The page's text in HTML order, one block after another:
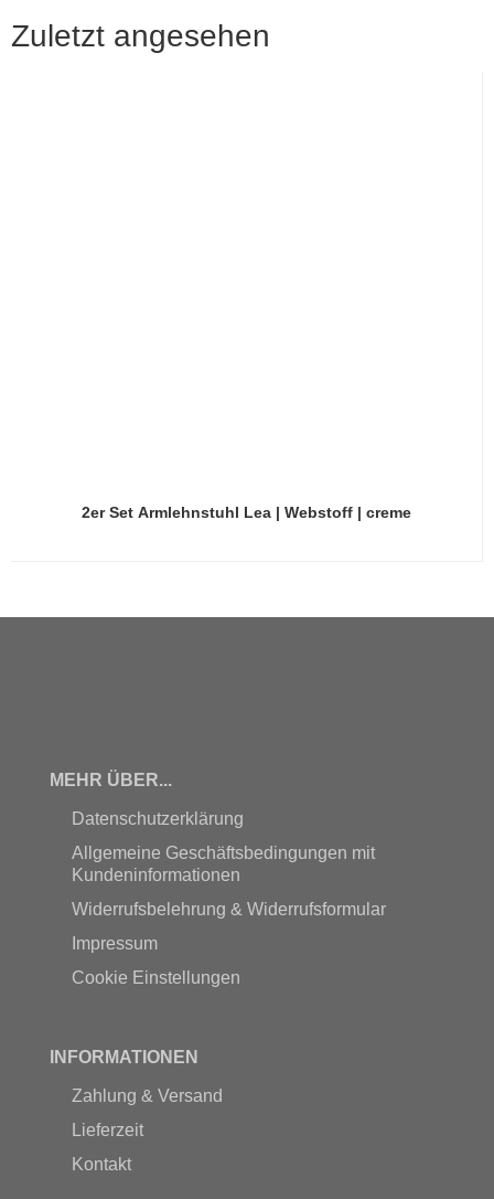
Zuletzt angesehen
2er Set Armlehnstuhl Lea | Webstoff | creme
MEHR ÜBER...
Datenschutzerklärung
Allgemeine Geschäftsbedingungen mit
Kundeninformationen
Widerrufsbelehrung & Widerrufsformular
Impressum
Cookie Einstellungen
INFORMATIONEN
Zahlung & Versand
Lieferzeit
Kontakt